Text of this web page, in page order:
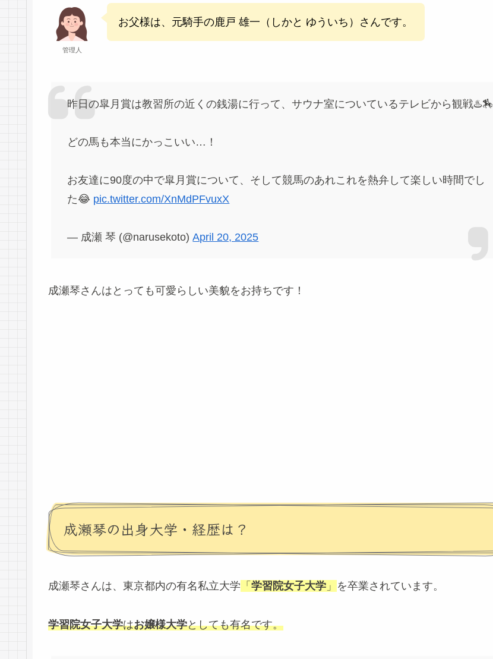
管理人
お父様は、元騎手の鹿戸 雄一（しかと ゆういち）さんです。
昨日の皐月賞は教習所の近くの銭湯に行って、サウナ室についているテレビから観戦♨️🏇
どの馬も本当にかっこいい…！
お友達に90度の中で皐月賞について、そして競馬のあれこれを熱弁して楽しい時間でし
た😂 pic.twitter.com/XnMdPFvuxX
— 成瀬 琴 (@narusekoto)April 20, 2025
成瀬琴さんはとっても可愛らしい美貌をお持ちです！
成瀬琴の出身大学・経歴は？
成瀬琴さんは、東京都内の有名私立大学 「 学習院女子大学 」 を卒業されています。
学習院女子大学はお嬢様大学としても有名です。